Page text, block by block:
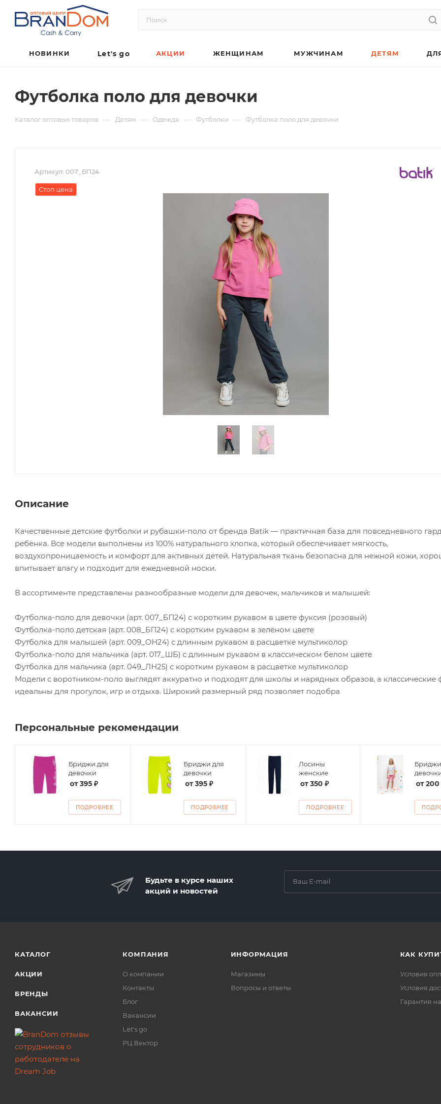
НОВИНКИ Let's go АКЦИИ ЖЕНЩИНАМ МУЖЧИНАМ ДЕТЯМ
Футболка поло для девочки
Каталог оптовых товаров — Детям — Одежда — Футболки — Футболка поло для девочки
Артикул: 007_БП24
Стоп цена
Описание
Качественные детские футболки и рубашки-поло от бренда Batik — практичная база для повседневного
ребёнка. Все модели выполнены из 100% натурального хлопка, который обеспечивает мягкость,
воздухопроницаемость и комфорт для активных детей. Натуральная ткань безопасна для нежной кожи,
впитывает влагу и подходит для ежедневной носки.
В ассортименте представлены разнообразные модели для девочек, мальчиков и малышей:
Футболка-поло для девочки (арт. 007_БП24) с коротким рукавом в цвете фуксия (розовый)
Футболка-поло детская (арт. 008_БП24) с коротким рукавом в зелёном цвете
Футболка для малышей (арт. 009_ОН24) с длинным рукавом в расцветке мультиколор
Футболка-поло для мальчика (арт. 017_ШБ) с длинным рукавом в классическом белом цвете
Футболка для мальчика (арт. 049_ЛН25) с коротким рукавом в расцветке мультиколор
Модели с воротником-поло выглядят аккуратно и подходят для школы и нарядных образов, а классические
идеальны для прогулок, игр и отдыха. Широкий размерный ряд позволяет подобра
Персональные рекомендации
Бриджи для
девочки
от395 ₽
ПОДРОБНЕЕ
Бриджи для
девочки
от395 ₽
ПОДРОБНЕЕ
Лосины
женские
от350 ₽
ПОДРОБНЕЕ
от200
Будьте в курсе наших
акций и новостей
КАТАЛОГ
АКЦИИ
БРЕНДЫ
ВАКАНСИИ
КОМПАНИЯ
О компании
Контакты
Блог
Вакансии
Let's go
РЦ Вектор
ИНФОРМАЦИЯ
Магазины
Вопросы и ответы
КАК
Условия
Условия
Гарантия